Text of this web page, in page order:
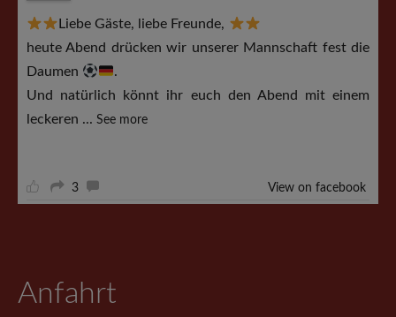
Liebe Gäste, liebe Freunde,
heute Abend drücken wir unserer Mannschaft fest die
Daumen
.
Und natürlich könnt ihr euch den Abend mit einem
leckeren ... See more
3 View on facebook
Anfahrt